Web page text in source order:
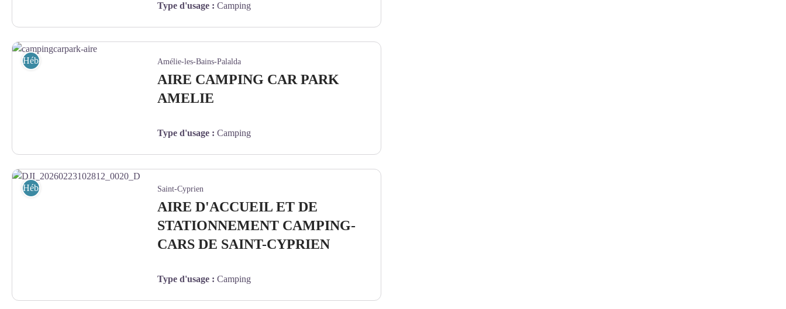
Type d'usage : Camping
Hébergement Amélie-les-Bains-Palalda
AIRE CAMPING CAR PARK
AMELIE
Type d'usage : Camping
Hébergement Saint-Cyprien
AIRE D'ACCUEIL ET DE
STATIONNEMENT CAMPING-
CARS DE SAINT-CYPRIEN
Type d'usage : Camping